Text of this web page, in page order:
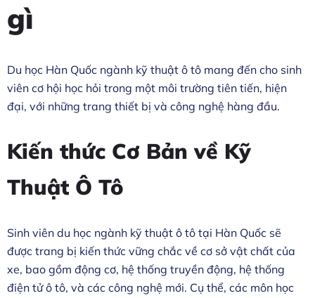
gì
Du học Hàn Quốc ngành kỹ thuật ô tô mang đến cho sinh
viên cơ hội học hỏi trong một môi trường tiên tiến, hiện
đại, với những trang thiết bị và công nghệ hàng đầu.
Kiến thức Cơ Bản về Kỹ
Thuật Ô Tô
Sinh viên du học ngành kỹ thuật ô tô tại Hàn Quốc sẽ
được trang bị kiến thức vững chắc về cơ sở vật chất của
xe, bao gồm động cơ, hệ thống truyền động, hệ thống
điện tử ô tô, và các công nghệ mới. Cụ thể, các môn học